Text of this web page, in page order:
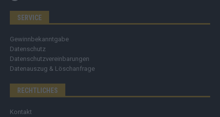
SERVICE
Gewinnbekanntgabe
Datenschutz
Datenschutzvereinbarungen
Datenauszug & Löschanfrage
RECHTLICHES
Kontakt